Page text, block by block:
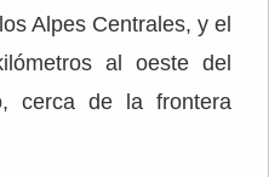
Alpes Centrales, y el
al oeste del
cerca de la frontera